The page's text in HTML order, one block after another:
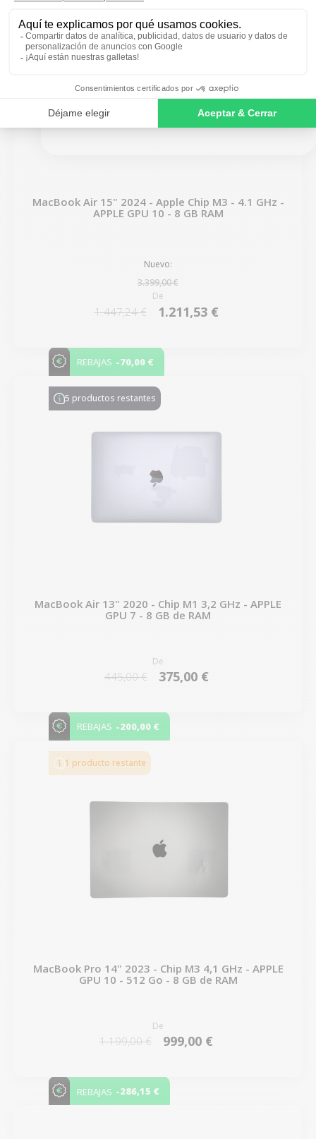
MacBook Air 15" 2024 - Apple Chip M3 - 4.1 GHz -
APPLE GPU 10 - 8 GB RAM
Nuevo:
3.399,00 €
De
1.447,24 € 1.211,53 €
REBAJAS -70,00 €
5 productos restantes
MacBook Air 13" 2020 - Chip M1 3,2 GHz - APPLE
GPU 7 - 8 GB de RAM
De
445,00 € 375,00 €
REBAJAS -200,00 €
1 producto restante
MacBook Pro 14" 2023 - Chip M3 4,1 GHz - APPLE
GPU 10 - 512 Go - 8 GB de RAM
De
1.199,00 € 999,00 €
REBAJAS -286,15 €
SIGN ME UP!
NO, THANKS